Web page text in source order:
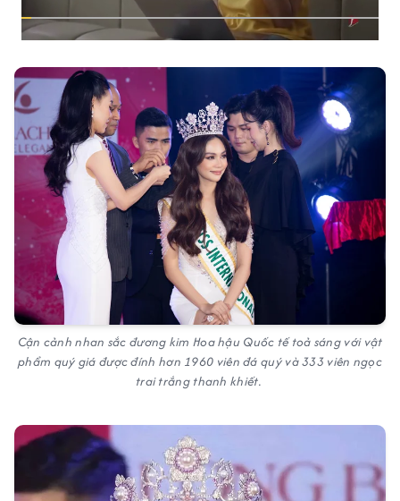
Cận cảnh nhan sắc đương kim Hoa hậu Quốc tế toả sáng với vật
phẩm quý giá được đính hơn 1960 viên đá quý và 333 viên ngọc
trai trắng thanh khiết.